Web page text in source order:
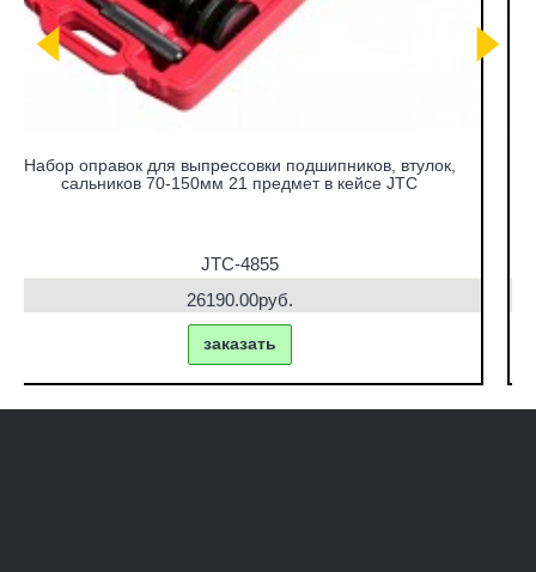
Набор съемников сайлентблоков под гидравлический
привод в кейсе JTC
JTC-4831
42770.00руб.
заказать